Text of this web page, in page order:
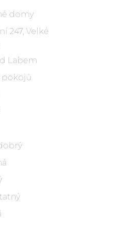
domy
247, Velké
Labem
pokojů